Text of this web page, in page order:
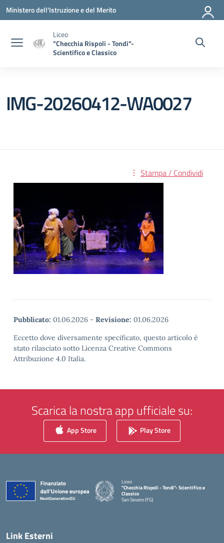
Vai ai contenuti
Vai al menu di navigazione
Vai al footer
Ministero dell'Istruzione e del Merito
Liceo
"Checchia Rispoli - Tondi"-
Scientifico e Classico
IMG-20260412-WA0027
Stampa / Condividi
Pubblicato: 01.06.2026 - Revisione: 01.06.2026
Eccetto dove diversamente specificato, questo articolo è
stato rilasciato sotto Licenza Creative Commons
Attribuzione 4.0 Italia.
Scarica la nostra app ufficiale su:
App Store Play Store
Liceo
"Checchia Rispoli - Tondi"- Scientifico e
Classico
San Severo (FG)
Link Esterni